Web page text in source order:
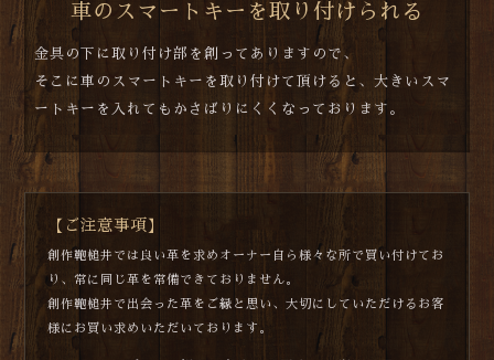
車のスマートキーを取り付けられる
金具の下に取り付け部を創ってありますので、
そこに車のスマートキーを取り付けて頂けると、大きいスマ
ートキーを入れてもかさばりにくくなっております。
【ご注意事項】
創作鞄槌井では良い革を求めオーナー自ら様々な所で買い付けてお
り、常に同じ革を常備できておりません。
創作鞄槌井で出会った革をご縁と思い、大切にしていただけるお客
様にお買い求めいただいております。